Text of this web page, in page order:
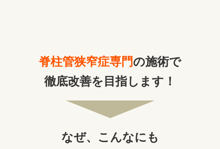
脊柱管狭窄症専門の施術で
徹底改善を目指します！
なぜ、 こんなにも